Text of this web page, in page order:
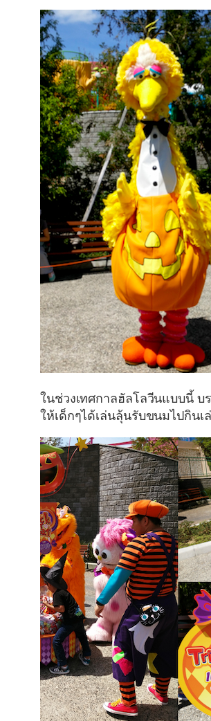
ในช่วงเทศกาลฮัลโลวีนแบบนี้ บ
ให้เด็กๆได้เล่นลุ้นรับขนมไปกินเ